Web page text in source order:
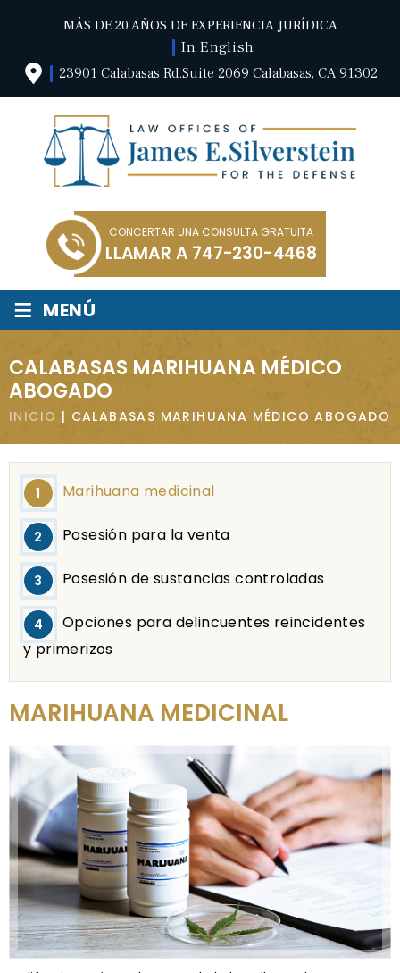
MÁS DE 20 AÑOS DE EXPERIENCIA JURÍDICA
In English
23901 Calabasas Rd.Suite 2069 Calabasas, CA 91302
CONCERTAR UNA CONSULTA GRATUITA
LLAMAR A 747-230-4468
≡ MENÚ
CALABASAS MARIHUANA MÉDICO
ABOGADO
INICIO | CALABASAS MARIHUANA MÉDICO ABOGADO
Marihuana medicinal
Posesión para la venta
Posesión de sustancias controladas
Opciones para delincuentes reincidentes
y primerizos
MARIHUANA MEDICINAL